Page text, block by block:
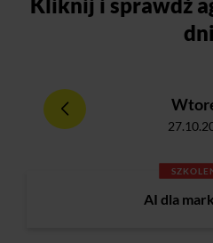
Kliknij i sprawdź
dni
AI dla